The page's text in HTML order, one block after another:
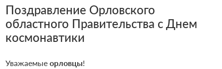
Поздравление Орловского
областного Правительства с Днем
космонавтики
Уважаемыеорловцы!